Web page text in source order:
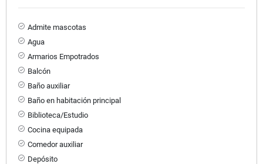
Admite mascotas
Agua
Armarios Empotrados
Balcón
Baño auxiliar
Baño en habitación principal
Biblioteca/Estudio
Cocina equipada
Comedor auxiliar
Depósito